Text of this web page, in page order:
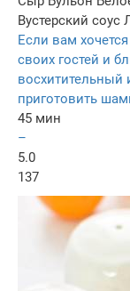
Вустерский соус
Если вам
своих гостей и
восхитительный
приготовить
45 мин
–
5.0
137